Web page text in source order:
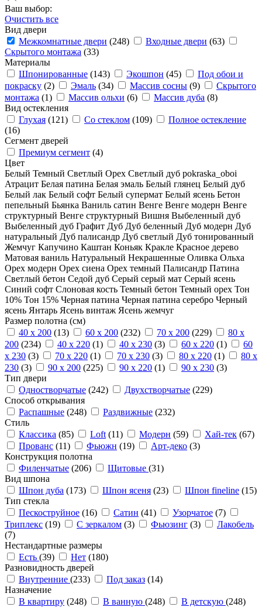
Ваш выбор:
Очистить все
Вид двери
Межкомнатные двери (248) Входные двери (63)
Скрытого монтажа (33)
Материалы
Шпонированные (143) Экошпон (45)
Под обои и
покраску (2) Эмаль (34) Массив сосны (9)
Скрытого
монтажа (1) Массив ольхи (6) Массив дуба (8)
Вид остекления
Глухая (121) Со стеклом (109)
Полное остекление
(16)
Сегмент дверей
Премиум сегмент (4)
Цвет
Белый Темный Светлый Орех Светлый дуб pokraska_oboi
Атрацит Белая патина Белая эмаль Белый глянец Белый дуб
Белый лак Белый софт Белый супермат Белый ясень Бетон
пепельный Бьянка Ваниль сатин Венге Венге модерн Венге
структурный Венге структурный Вишня Выбеленный дуб
Выбеленный дуб Графит Дуб Дуб беленный Дуб модерн Дуб
натуральный Дуб палисандр Дуб светлый Дуб тонированный
Жемчуг Капучино Каштан Коньяк Кракле Красное дерево
Матовая ваниль Натуральный Некрашенные Оливка Ольха
Орех модерн Орех сиена Орех темный Палисандр Патина
Светлый бетон Седой дуб Серый серый мат Серый ясень
Синий софт Слоновая кость Темный бетон Темный орех Тон
10% Тон 15% Черная патина Черная патина серебро Черный
ясень Янтарь Ясень винтаж Ясень жемчуг
Размер полотна (см)
40 x 200 (13) 60 x 200 (232) 70 x 200 (229)
80 x
200 (234) 40 x 220 (1) 40 x 230 (3) 60 x 220 (1)
60
x 230 (3) 70 x 220 (1) 70 x 230 (3) 80 x 220 (1)
80 x
230 (3) 90 x 200 (225) 90 x 220 (1) 90 x 230 (3)
Тип двери
Одностворчатые (242) Двухстворчатые (229)
Способ открывания
Распашные (248) Раздвижные (232)
Стиль
Классика (85) Loft (11) Модерн (59) Хай-тек (67)
Прованс (11) Фьюжн (19) Арт-деко (3)
Конструкция полотна
Филенчатые (206) Щитовые (31)
Вид шпона
Шпон дуба (173) Шпон ясеня (23) Шпон fineline (15)
Тип стекла
Пескоструйное (16) Сатин (41) Узорчатое (7)
Триплекс (19) С зеркалом (3) Фьюзинг (3)
Лакобель
(7)
Нестандартные размеры
Есть (39) Нет (180)
Разновидность дверей
Внутренние (233) Под заказ (14)
Назначение
В квартиру (248) В ванную (248) В детскую (248)